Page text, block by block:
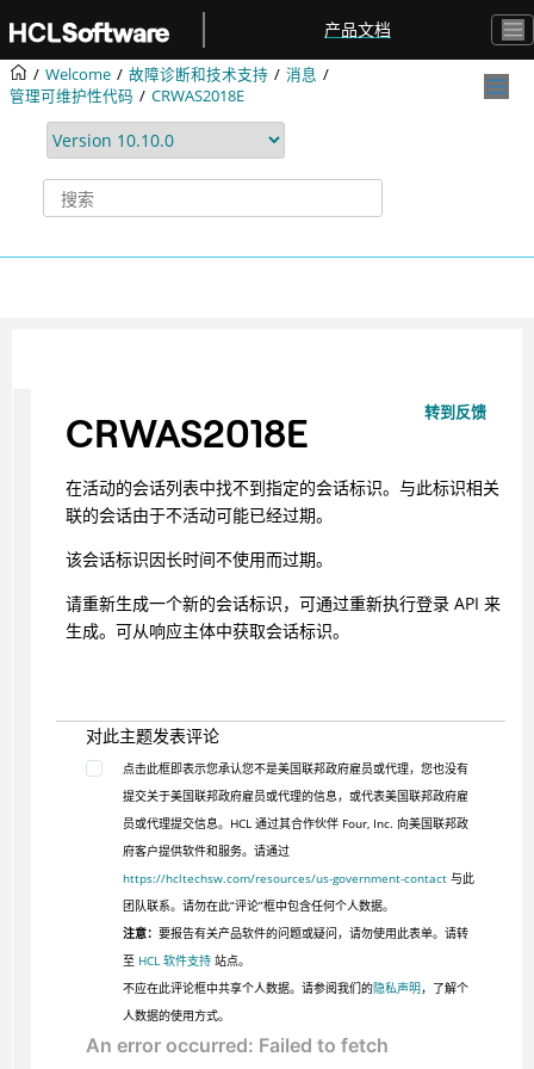
产品文档
Welcome 故障诊断和技术支持
消息
管理可维护性代码
CRWAS2018E
转到反馈
CRWAS2018E
在活动的会话列表中找不到指定的会话标识。与此标识相关
联的会话由于不活动可能已经过期。
该会话标识因长时间不使用而过期。
请重新生成一个新的会话标识，可通过重新执行登录 API 来
生成。可从响应主体中获取会话标识。
对此主题发表评论
点击此框即表示您承认您不是美国联邦政府雇员或代理，您也没有
提交关于美国联邦政府雇员或代理的信息，或代表美国联邦政府雇
员或代理提交信息。HCL 通过其合作伙伴 Four, Inc. 向美国联邦政
府客户提供软件和服务。请通过
https://hcltechsw.com/resources/us-government-contact与此
团队联系。请勿在此“评论”框中包含任何个人数据。
注意： 要报告有关产品软件的问题或疑问，请勿使用此表单。请转
至 HCL 软件支持站点。
不应在此评论框中共享个人数据。请参阅我们的隐私声明，了解个
人数据的使用方式。